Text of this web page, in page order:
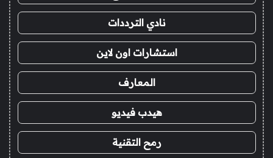
نادي الترددات
استشارات اون لاين
المعارف
هيدب فيديو
رمح التقنية